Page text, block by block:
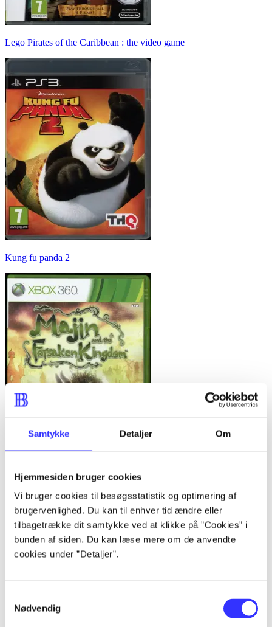
Samtykke Detaljer Om
Hjemmesiden bruger cookies
Vi bruger cookies til besøgsstatistik og optimering af
brugervenlighed. Du kan til enhver tid ændre eller
tilbagetrække dit samtykke ved at klikke på ”Cookies” i
bunden af siden. Du kan læse mere om de anvendte
cookies under ”Detaljer”.
Nødvendig
Lego Pirates of the Caribbean : the video game
Kung fu panda 2
Majin and the forsaken kingdom